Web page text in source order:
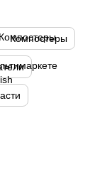
Компостеры